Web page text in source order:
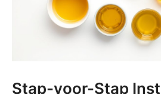
Stap-voor-Stap